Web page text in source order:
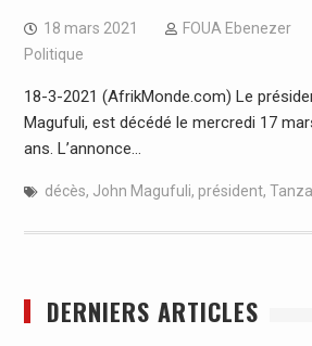
18 mars 2021 FOUA Ebenezer
Politique
18-3-2021 (AfrikMonde.com) Le
Magufuli, est décédé le mercredi 17
ans. L’annonce…
décès, John Magufuli, président,
DERNIERS ARTICLES